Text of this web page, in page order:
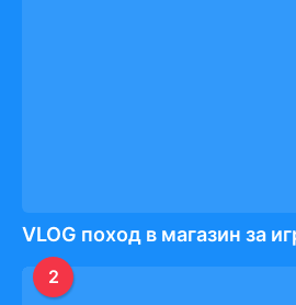
VLOG поход в магазин за
2